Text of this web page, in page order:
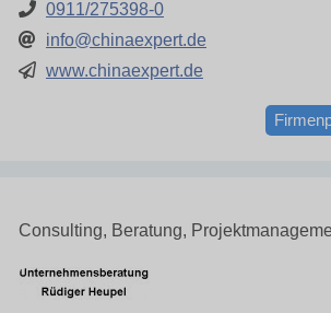
0911/275398-0
info@chinaexpert.de
www.chinaexpert.de
Consulting, Beratung,